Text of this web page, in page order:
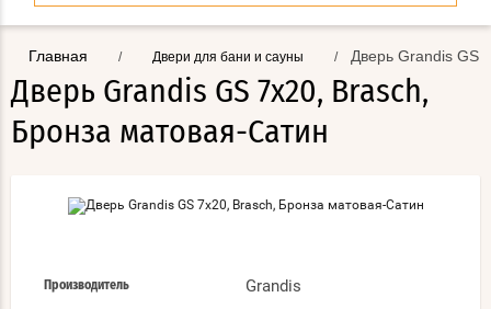
Главная / Двери для бани и сауны / Дверь Grandis GS
Дверь Grandis GS 7х20, Brasch,
Бронза матовая-Сатин
Производитель Grandis